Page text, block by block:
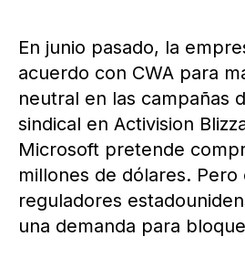
En junio pasado, la
acuerdo con CWA para
neutral en las campañas
sindical en Activision
Microsoft pretende
millones de dólares.
reguladores
una demanda para